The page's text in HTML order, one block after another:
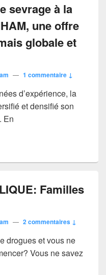
sevrage à la
une offre
globale et
— 1 commentaire ↓
d’expérience, la
et densifié son
En
charge de sevrage à la
Familles
— 2 commentaires ↓
drogues et vous ne
Vous ne savez
PUBLIQUE: